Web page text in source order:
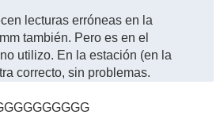
lecturas erróneas en la
también. Pero es en el
utilizo. En la estación (en la
correcto, sin problemas.